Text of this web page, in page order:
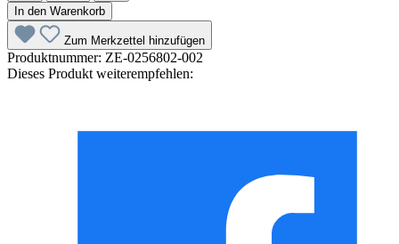
In den Warenkorb
Zum Merkzettel hinzufügen
Produktnummer: ZE-0256802-002
Dieses Produkt weiterempfehlen: